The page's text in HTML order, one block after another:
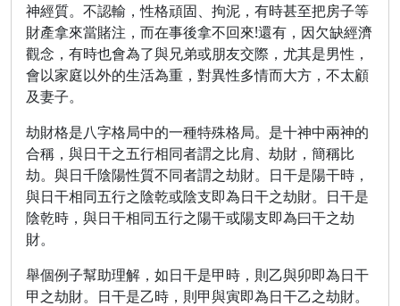
神經質。不認輸，性格頑固、拘泥，有時甚至把房子等
財產拿來當賭注，而在事後拿不回來!還有，因欠缺經濟
觀念，有時也會為了與兄弟或朋友交際，尤其是男性，
會以家庭以外的生活為重，對異性多情而大方，不太顧
及妻子。
劫財格是八字格局中的一種特殊格局。是十神中兩神的
合稱，與日干之五行相同者謂之比肩、劫財，簡稱比
劫。與日千陰陽性質不同者謂之劫財。日干是陽干時，
與日干相同五行之陰乾或陰支即為日干之劫財。日干是
陰乾時，與日干相同五行之陽干或陽支即為曰干之劫
財。
舉個例子幫助理解，如日干是甲時，則乙與卯即為日干
甲之劫財。日干是乙時，則甲與寅即為日干乙之劫財。